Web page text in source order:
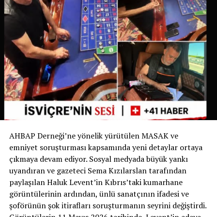
belirgin hale gelmesi üzerine belediye bu uygulamayı
yürürlüğe koyma kararı aldı.
İsviçre’de Bir İlk
İsviçre devlet televizyonu RSI‘nin haberine göre bu
uygulama yalnızca Ticino’da değil, İsviçre genelinde de
bir ilk olma özelliği taşıyor. Bugüne kadar köpek sahipleri
yalnızca dışkıyı temizlemekle yükümlüyken, Chiasso
Belediyesi bu zorunluluğu idrarı da kapsayacak şekilde
genişleten ilk belediye oldu.
Yetkililer, uygulamanın başarılı olması halinde benzer
düzenlemelerin diğer İsviçre belediyelerinde de
gündeme gelebileceğini belirtiyor.
Sizce bu uygulama tüm İsviçre’de uygulanmalı mı?
Görüşlerinizi yorumlarda paylaşabilirsiniz.
AHBAP Derneği’ne yönelik yürütülen MASAK ve
emniyet soruşturması kapsamında yeni detaylar ortaya
çıkmaya devam ediyor. Sosyal medyada büyük yankı
uyandıran ve gazeteci Sema Kızılarslan tarafından
paylaşılan Haluk Levent’in Kıbrıs’taki kumarhane
görüntülerinin ardından, ünlü sanatçının ifadesi ve
şoförünün şok itirafları soruşturmanın seyrini değiştirdi.